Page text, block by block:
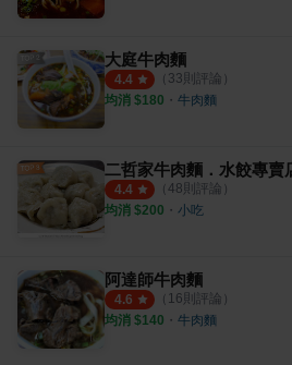
大庭牛肉麵
4.4 （ 33則評論）
均消 $180 ・ 牛肉麵
二哲家牛肉麵．水餃專賣
4.4 （ 48則評論）
均消 $200 ・ 小吃
阿達師牛肉麵
4.6 （ 16則評論）
均消 $140 ・ 牛肉麵